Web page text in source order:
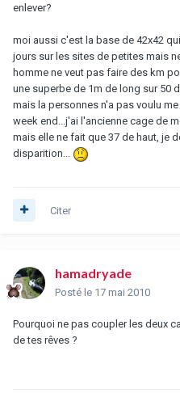
enlever?
moi aussi c'est la base de 42x42
jours sur les sites de petites mais
homme ne veut pas faire des km
une superbe de 1m de long sur 50
mais la personnes n'a pas voulu
week end...j'ai l'ancienne cage de
mais elle ne fait que 37 de haut, je
disparition...
Citer
hamadryade
Posté le 17 mai 2010
Pourquoi ne pas coupler les deux
de tes rêves ?